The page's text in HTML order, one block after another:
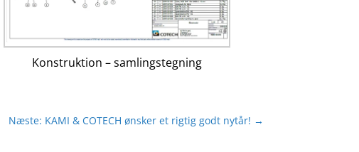
Konstruktion – samlingstegning
Næste: KAMI & COTECH ønsker et rigtig godt nytår! →